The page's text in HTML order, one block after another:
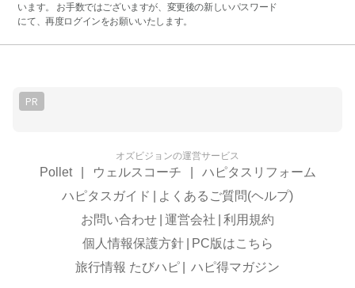
います。 お手数ではございますが、変更後の新しいパスワード
にて、再度ログインをお願いいたします。
PR
オズビジョンの運営サービス
Pollet ウェルスコーチ
ハピタスリフォーム
ハピタスガイド
よくあるご質問(ヘルプ)
お問い合わせ 運営会社
利用規約
個人情報保護方針
PC版はこちら
旅行情報 たびハピ
ハピ得マガジン